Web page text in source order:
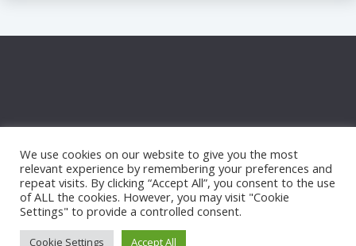
Proudly powered by WordPress |
Candid Themes
We use cookies on our website to give you the most
relevant experience by remembering your preferences and
repeat visits. By clicking “Accept All”, you consent to the use
of ALL the cookies. However, you may visit "Cookie
Settings" to provide a controlled consent.
Cookie Settings Accept All